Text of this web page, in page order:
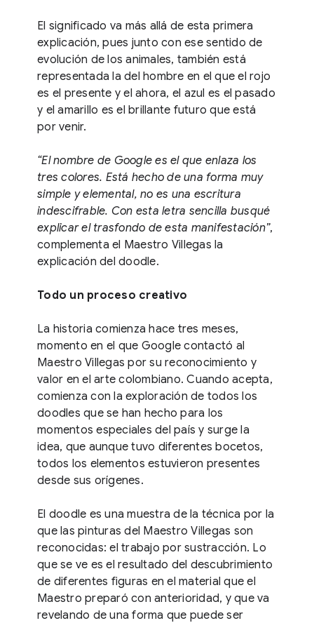
El significado va más allá de esta primera
explicación, pues junto con ese sentido de
evolución de los animales, también está
representada la del hombre en el que el rojo
es el presente y el ahora, el azul es el pasado
y el amarillo es el brillante futuro que está
por venir.
“El nombre de Google es el que enlaza los
tres colores. Está hecho de una forma muy
simple y elemental, no es una escritura
indescifrable. Con esta letra sencilla busqué
explicar el trasfondo de esta manifestación”,
complementa el Maestro Villegas la
explicación del doodle.
Todo un proceso creativo
La historia comienza hace tres meses,
momento en el que Google contactó al
Maestro Villegas por su reconocimiento y
valor en el arte colombiano. Cuando acepta,
comienza con la exploración de todos los
doodles que se han hecho para los
momentos especiales del país y surge la
idea, que aunque tuvo diferentes bocetos,
todos los elementos estuvieron presentes
desde sus orígenes.
El doodle es una muestra de la técnica por la
que las pinturas del Maestro Villegas son
reconocidas: el trabajo por sustracción. Lo
que se ve es el resultado del descubrimiento
de diferentes figuras en el material que el
Maestro preparó con anterioridad, y que va
revelando de una forma que puede ser